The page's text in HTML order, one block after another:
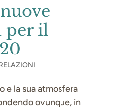
per il
RELAZIONI
e la sua atmosfera
ovunque, in